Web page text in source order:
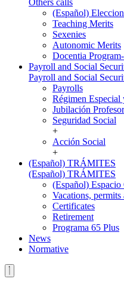
Others calls
(Español)
Teaching Merits
Sexenies
Autonomic Merits
Docentia
Payroll and Social
Payroll and Social
Payrolls
Régimen
Jubilación
Seguridad Social
+
Acción Social
+
(Español) TRÁMITES
(Español) TRÁMITES
(Español)
Vacations, permits
Certificates
Retirement
Programa 65 Plus
News
Normative